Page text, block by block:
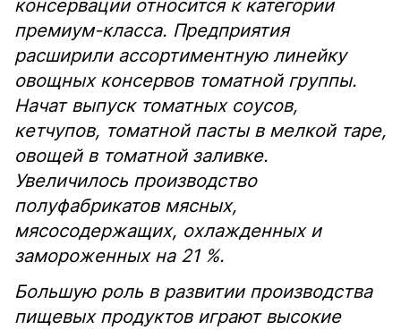
консервации относится к категории
премиум-класса. Предприятия
расширили ассортиментную линейку
овощных консервов томатной группы.
Начат выпуск томатных соусов,
кетчупов, томатной пасты в мелкой таре,
овощей в томатной заливке.
Увеличилось производство
полуфабрикатов мясных,
мясосодержащих, охлажденных и
замороженных на 21 %.
Большую роль в развитии производства
пищевых продуктов играют высокие